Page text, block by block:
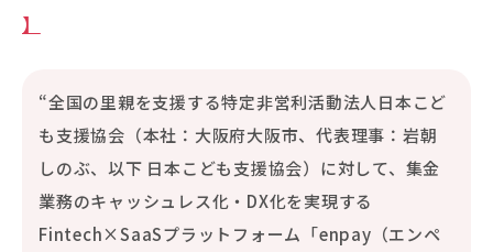
】
“全国の里親を支援する特定非営利活動法人日本こど
も支援協会（本社：大阪府大阪市、代表理事：岩朝
しのぶ、以下 日本こども支援協会）に対して、集金
業務のキャッシュレス化・DX化を実現する
Fintech×SaaSプラットフォーム「enpay（エンペ